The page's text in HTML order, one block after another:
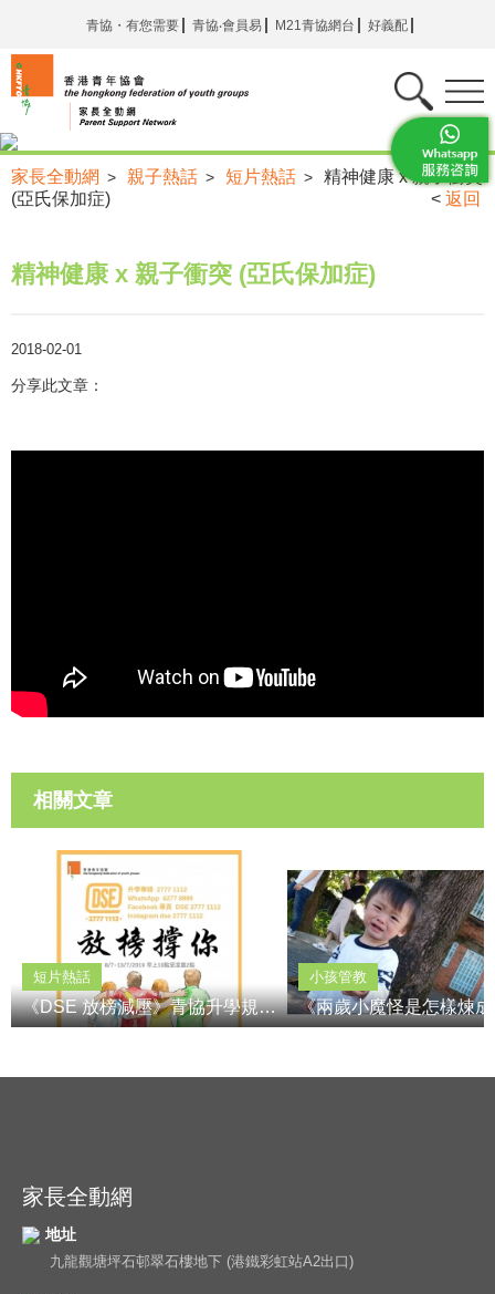
青協・有您需要 青協‧會員易 M21青協網台 好義配
家長全動網 > 親子熱話 > 短片熱話 >
精神健康 x 親子衝突
(亞氏保加症)
< 返回
精神健康 x 親子衝突 (亞氏保加症)
2018-02-01
分享此文章：
相關文章
短片熱話
《DSE 放榜減壓》青協升學規劃中心
小孩管教
家長全動網
地址
九龍觀塘坪石邨翠石樓地下 (港鐵彩虹站A2出口)